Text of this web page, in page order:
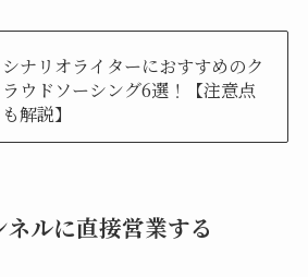
シナリオライターにおすすめのク
ラウドソーシング6選！【注意点
も解説】
ルに直接営業する